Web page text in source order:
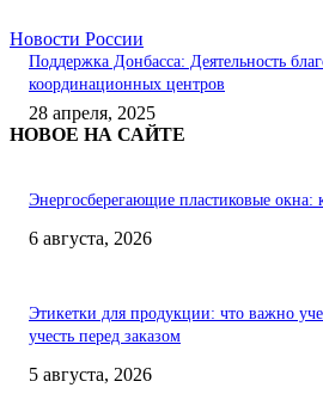
Новости России
Поддержка Донбасса: Деятельность
координационных центров
28 апреля, 2025
НОВОЕ НА САЙТЕ
Энергосберегающие пластиковые окна:
6 августа, 2026
Этикетки для продукции: что важно
учесть перед заказом
5 августа, 2026